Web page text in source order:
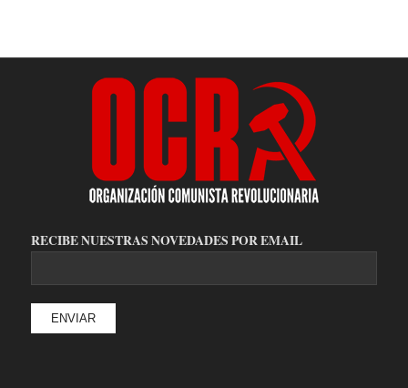
RECIBE NUESTRAS NOVEDADES POR EMAIL